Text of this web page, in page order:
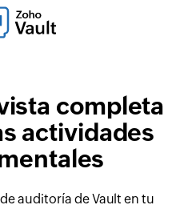
completa
actividades
auditoría de Vault en tu